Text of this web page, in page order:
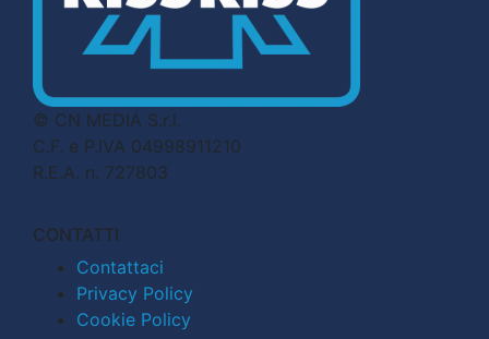
© CN MEDIA S.r.l.
C.F. e P.IVA 04998911210
R.E.A. n. 727803
CONTATTI
Contattaci
Privacy Policy
Cookie Policy